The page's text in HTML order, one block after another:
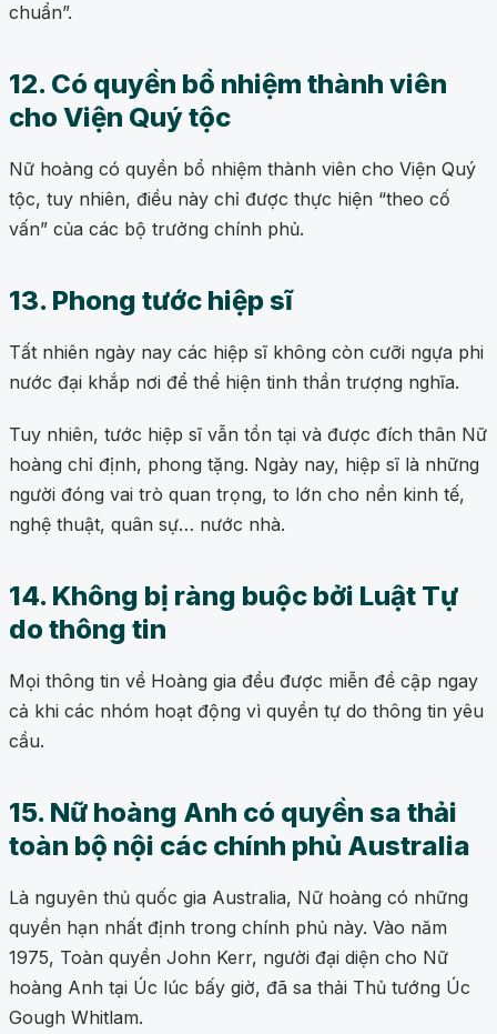
chuẩn”.
12. Có quyền bổ nhiệm thành viên
cho Viện Quý tộc
Nữ hoàng có quyền bổ nhiệm thành viên cho Viện Quý
tộc, tuy nhiên, điều này chỉ được thực hiện “theo cố
vấn” của các bộ trưởng chính phủ.
13. Phong tước hiệp sĩ
Tất nhiên ngày nay các hiệp sĩ không còn cưỡi ngựa phi
nước đại khắp nơi để thể hiện tinh thần trượng nghĩa.
Tuy nhiên, tước hiệp sĩ vẫn tồn tại và được đích thân Nữ
hoàng chỉ định, phong tặng. Ngày nay, hiệp sĩ là những
người đóng vai trò quan trọng, to lớn cho nền kinh tế,
nghệ thuật, quân sự… nước nhà.
14. Không bị ràng buộc bởi Luật Tự
do thông tin
Mọi thông tin về Hoàng gia đều được miễn đề cập ngay
cả khi các nhóm hoạt động vì quyền tự do thông tin yêu
cầu.
15. Nữ hoàng Anh có quyền sa thải
toàn bộ nội các chính phủ Australia
Là nguyên thủ quốc gia Australia, Nữ hoàng có những
quyền hạn nhất định trong chính phủ này. Vào năm
1975, Toàn quyền John Kerr, người đại diện cho Nữ
hoàng Anh tại Úc lúc bấy giờ, đã sa thải Thủ tướng Úc
Gough Whitlam.